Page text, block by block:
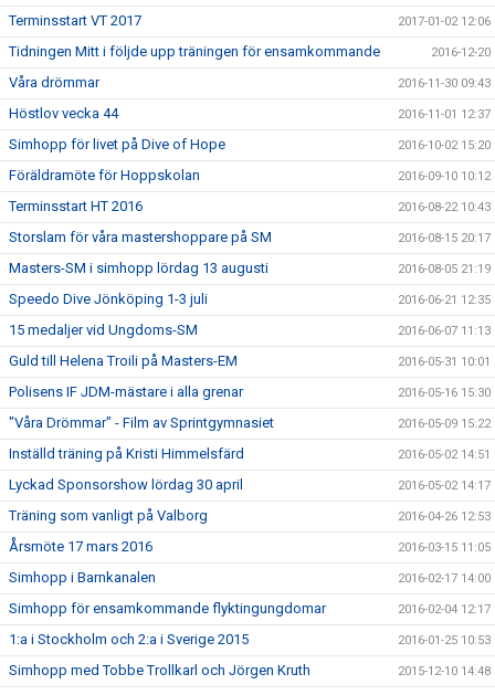
Terminsstart VT 2017 2017-01-02 12:06
Tidningen Mitt i följde upp träningen för ensamkommande 2016-12-20
Våra drömmar 2016-11-30 09:43
Höstlov vecka 44 2016-11-01 12:37
Simhopp för livet på Dive of Hope 2016-10-02 15:20
Föräldramöte för Hoppskolan 2016-09-10 10:12
Terminsstart HT 2016 2016-08-22 10:43
Storslam för våra mastershoppare på SM 2016-08-15 20:17
Masters-SM i simhopp lördag 13 augusti 2016-08-05 21:19
Speedo Dive Jönköping 1-3 juli 2016-06-21 12:35
15 medaljer vid Ungdoms-SM 2016-06-07 11:13
Guld till Helena Troili på Masters-EM 2016-05-31 10:01
Polisens IF JDM-mästare i alla grenar 2016-05-16 15:30
"Våra Drömmar" - Film av Sprintgymnasiet 2016-05-09 15:22
Inställd träning på Kristi Himmelsfärd 2016-05-02 14:51
Lyckad Sponsorshow lördag 30 april 2016-05-02 14:17
Träning som vanligt på Valborg 2016-04-26 12:53
Årsmöte 17 mars 2016 2016-03-15 11:05
Simhopp i Barnkanalen 2016-02-17 14:00
Simhopp för ensamkommande flyktingungdomar 2016-02-04 12:17
1:a i Stockholm och 2:a i Sverige 2015 2016-01-25 10:53
Simhopp med Tobbe Trollkarl och Jörgen Kruth 2015-12-10 14:48